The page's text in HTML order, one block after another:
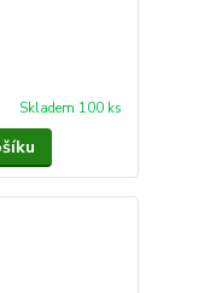
Skladem 100 ks